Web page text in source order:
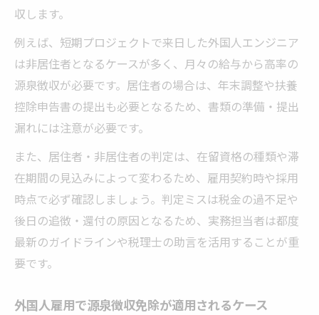
収します。
例えば、短期プロジェクトで来日した外国人エンジニア
は非居住者となるケースが多く、月々の給与から高率の
源泉徴収が必要です。居住者の場合は、年末調整や扶養
控除申告書の提出も必要となるため、書類の準備・提出
漏れには注意が必要です。
また、居住者・非居住者の判定は、在留資格の種類や滞
在期間の見込みによって変わるため、雇用契約時や採用
時点で必ず確認しましょう。判定ミスは税金の過不足や
後日の追徴・還付の原因となるため、実務担当者は都度
最新のガイドラインや税理士の助言を活用することが重
要です。
外国人雇用で源泉徴収免除が適用されるケース